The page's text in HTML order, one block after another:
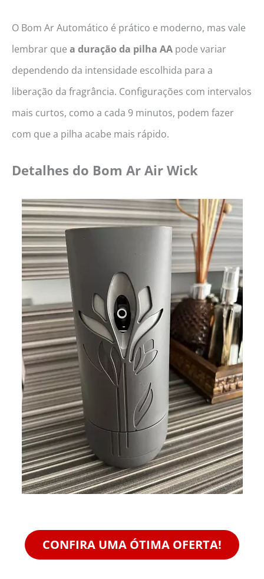
O Bom Ar Automático é prático e moderno, mas vale
lembrar que a duração da pilha AA pode variar
dependendo da intensidade escolhida para a
liberação da fragrância. Configurações com intervalos
mais curtos, como a cada 9 minutos, podem fazer
com que a pilha acabe mais rápido.
Detalhes do Bom Ar Air Wick
CONFIRA UMA ÓTIMA OFERTA!